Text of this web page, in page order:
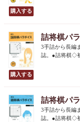
詰将棋パ
3手詰から長編
誌。●詰将棋◇
詰将棋パ
3手詰から長編
誌。●詰将棋◇